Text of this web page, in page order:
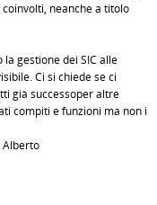
neanche a titolo
gestione dei SIC alle
Ci si chiede se ci
già successoper altre
compiti e funzioni ma non i
Alberto